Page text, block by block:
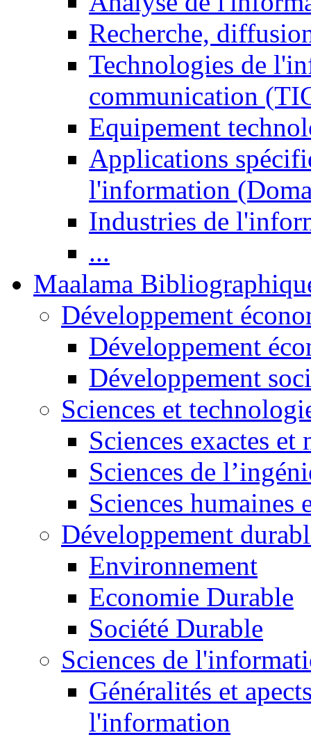
Recherche,
Technologies de
communication
Equipement
Applications
l'information
Industries de
...
Maalama
Développement
Développement
Développement
Sciences et
Sciences exactes et
Sciences de
Sciences humaines
Développement
Environnement
Economie Durable
Société Durable
Sciences de
Généralités et
l'information